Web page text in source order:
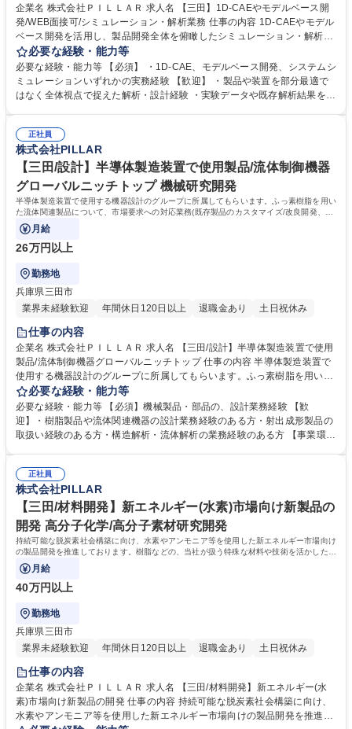
企業名 株式会社ＰＩＬＬＡＲ 求人名 【三田】1D-CAEやモデルベース開
発/WEB面接可/シミュレーション・解析業務 仕事の内容 1D-CAEやモデル
ベース開発を活用し、製品開発全体を俯瞰したシミュレーション・解析業
務を担当します。流体・構造・制御など複数の要素を統合し、システム全
体の挙動を捉え、開発スピードや品質向上を目指します。 既存製品の改良
だけでなく、新しい技術テーマの立ち上げ段階から関与する機会もあり、
実験データと解析結果を組み合わせながら最適な設計手法を検討します。
りに関する技術や課題を知り、より洗練した業務プロセスに変革していく
ことが可能です。 募集職種 【三田】1D-CAEやモデルベース開発/WEB面
接可/シミュレーション・解析業務
必要な経験・能力等
必要な経験・能力等 【必須】 ・1D-CAE、モデルベース開発、システムシ
ミュレーションいずれかの実務経験 【歓迎】 ・製品や装置を部分最適で
はなく全体視点で捉えた解析・設計経験 ・実験データや既存解析結果を踏
た経験 学歴・資格 学歴：大学院 大学 高専 語学力： 資格：
正社員
株式会社PILLAR
【三田/設計】半導体製造装置で使用製品/流体制御機器
グローバルニッチトップ 機械研究開発
半導体製造装置で使用する機器設計のグループに所属してもらいます。ふっ素樹脂を用い
た流体関連製品について、市場要求への対応業務(既存製品のカスタマイズ/改良開発、新
規技術の構築など)をお任せします。
月給
26万円以上
勤務地
兵庫県三田市
業界未経験歓迎
年間休日120日以上 退職金あり 土日祝休み
仕事の内容
企業名 株式会社ＰＩＬＬＡＲ 求人名 【三田/設計】半導体製造装置で使用
製品/流体制御機器グローバルニッチトップ 仕事の内容 半導体製造装置で
使用する機器設計のグループに所属してもらいます。ふっ素樹脂を用いた
流体関連製品について、市場要求への対応業務(既存製品のカスタマイズ/
改良開発、新規技術の構築など)をお任せします。 ■機器設計内容：樹脂継
手・配管製品の新規設計もしくは改良・ふっ素樹脂を用いたポンプ設計も
しくは既存製品の改良・顧客仕様に合わせた技術検討や設計・評価 直接顧
募集職種 【三田/設計】半導体製造装置で使用製品/流体制御機器グローバ
ルニッチトップ
必要な経験・能力等
必要な経験・能力等 【必須】機械製品・部品の、設計業務経験 【歓
迎】・樹脂製品や流体関連機器の設計業務経験のある方・射出成形製品の
取扱い経験のある方・構造解析・流体解析の業務経験のある方 【事業環
長投資を予定し、脱炭素を中心として社会課題から生まれる新市場での圧
倒的なグローバルシェアの獲得を目指します。 学歴・資格 学歴：大学院
大学 高専 語学力： 資格：
正社員
株式会社PILLAR
【三田/材料開発】新エネルギー(水素)市場向け新製品の
開発 高分子化学/高分子素材研究開発
持続可能な脱炭素社会構築に向け、水素やアンモニア等を使用した新エネルギー市場向け
の製品開発を推進しております。樹脂などの、当社が扱う特殊な材料や技術を活かした新
製品の開発に携わっていただきます。
月給
40万円以上
勤務地
兵庫県三田市
業界未経験歓迎
年間休日120日以上 退職金あり 土日祝休み
仕事の内容
企業名 株式会社ＰＩＬＬＡＲ 求人名 【三田/材料開発】新エネルギー(水
素)市場向け新製品の開発 仕事の内容 持続可能な脱炭素社会構築に向け、
水素やアンモニア等を使用した新エネルギー市場向けの製品開発を推進し